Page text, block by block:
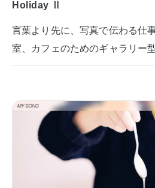
Holiday Ⅱ
言葉より先に、写真で伝わる仕
室、カフェのためのギャラリー